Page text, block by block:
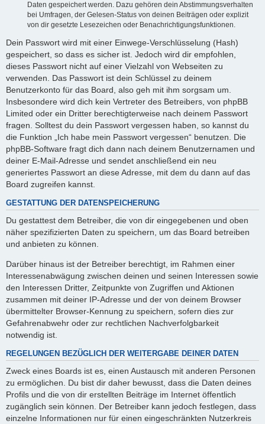
Daten gespeichert werden. Dazu gehören dein Abstimmungsverhalten
bei Umfragen, der Gelesen-Status von deinen Beiträgen oder explizit
von dir gesetzte Lesezeichen oder Benachrichtigungsfunktionen.
Dein Passwort wird mit einer Einwege-Verschlüsselung (Hash)
gespeichert, so dass es sicher ist. Jedoch wird dir empfohlen,
dieses Passwort nicht auf einer Vielzahl von Webseiten zu
verwenden. Das Passwort ist dein Schlüssel zu deinem
Benutzerkonto für das Board, also geh mit ihm sorgsam um.
Insbesondere wird dich kein Vertreter des Betreibers, von phpBB
Limited oder ein Dritter berechtigterweise nach deinem Passwort
fragen. Solltest du dein Passwort vergessen haben, so kannst du
die Funktion „Ich habe mein Passwort vergessen“ benutzen. Die
phpBB-Software fragt dich dann nach deinem Benutzernamen und
deiner E-Mail-Adresse und sendet anschließend ein neu
generiertes Passwort an diese Adresse, mit dem du dann auf das
Board zugreifen kannst.
GESTATTUNG DER DATENSPEICHERUNG
Du gestattest dem Betreiber, die von dir eingegebenen und oben
näher spezifizierten Daten zu speichern, um das Board betreiben
und anbieten zu können.
Darüber hinaus ist der Betreiber berechtigt, im Rahmen einer
Interessenabwägung zwischen deinen und seinen Interessen sowie
den Interessen Dritter, Zeitpunkte von Zugriffen und Aktionen
zusammen mit deiner IP-Adresse und der von deinem Browser
übermittelter Browser-Kennung zu speichern, sofern dies zur
Gefahrenabwehr oder zur rechtlichen Nachverfolgbarkeit
notwendig ist.
REGELUNGEN BEZÜGLICH DER WEITERGABE DEINER DATEN
Zweck eines Boards ist es, einen Austausch mit anderen Personen
zu ermöglichen. Du bist dir daher bewusst, dass die Daten deines
Profils und die von dir erstellten Beiträge im Internet öffentlich
zugänglich sein können. Der Betreiber kann jedoch festlegen, dass
einzelne Informationen nur für einen eingeschränkten Nutzerkreis